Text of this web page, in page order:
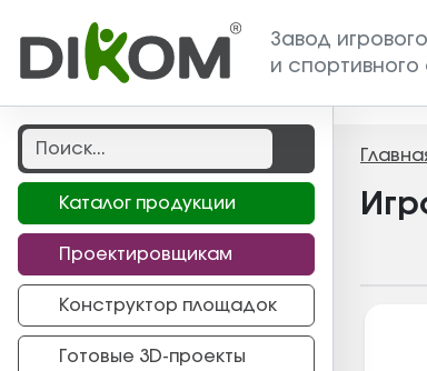
Завод игрового
и
Каталог продукции
Проектировщикам
Конструктор площадок
Готовые 3D-проекты